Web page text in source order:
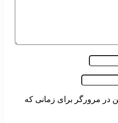
در مرورگر برای زمانی که